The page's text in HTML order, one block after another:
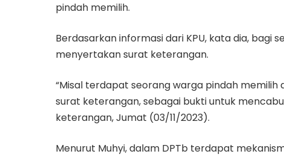
pindah memilih.
Berdasarkan informasi dari KPU, kata dia, bagi
menyertakan surat keterangan.
“Misal terdapat seorang warga pindah
surat keterangan, sebagai bukti untuk
keterangan, Jumat (03/11/2023).
Menurut Muhyi, dalam DPTb terdapat